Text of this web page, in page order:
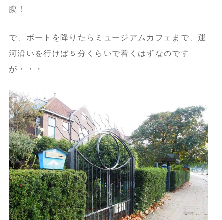
腹！
で、ボートを降りたらミュージアムカフェまで、運
河沿いを行けば５分くらいで着くはずなのです
が・・・